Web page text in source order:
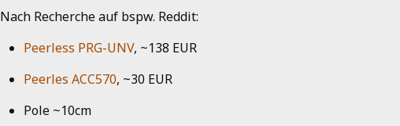
Nach Recherche auf bspw. Reddit:
Peerless PRG-UNV, ~138 EUR
Peerles ACC570, ~30 EUR
Pole ~10cm